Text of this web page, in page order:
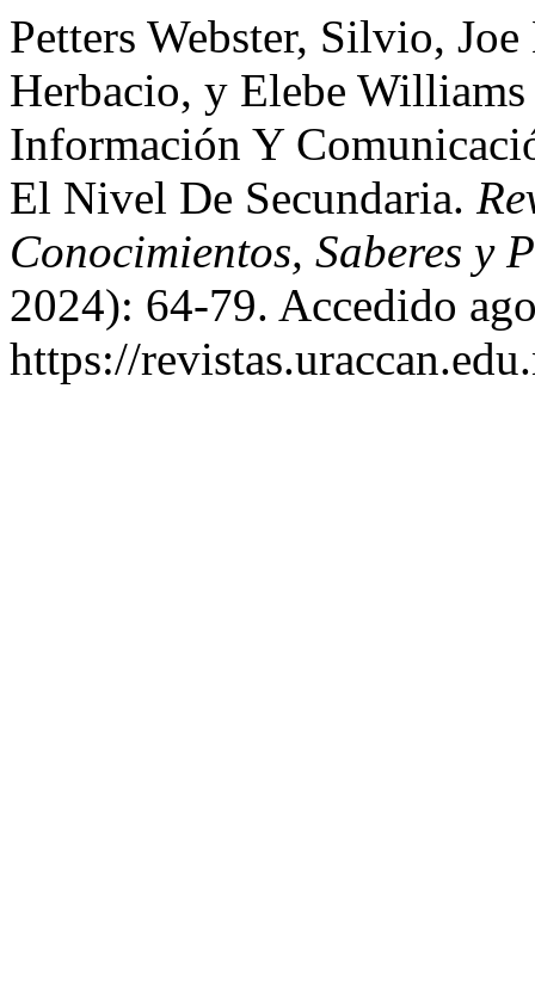
Petters Webster, Silvio,
Herbacio, y Elebe
Información Y
El Nivel De Secundaria.
Conocimientos, Saberes y
2024): 64-79. Accedido
https://